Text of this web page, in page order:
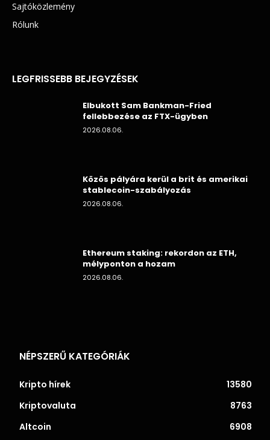
Sajtóközlemény
Rólunk
LEGFRISSEBB BEJEGYZÉSEK
Elbukott Sam Bankman-Fried
fellebbezése az FTX-ügyben
2026.08.06.
Közös pályára kerül a brit és amerikai
stablecoin-szabályozás
2026.08.06.
Ethereum staking: rekordon az ETH,
mélyponton a hozam
2026.08.06.
NÉPSZERŰ KATEGÓRIÁK
Kripto hírek
13580
Kriptovaluta
8763
Altcoin
6908